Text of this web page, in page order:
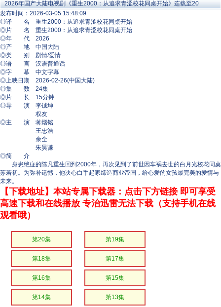
2026年国产大陆电视剧《重生2000：从追求青涩校花同桌开始》连载至20
发布时间：2026-03-05 15:48:09
◎译 名 重生2000：从追求青涩校花同桌开始
◎片 名 重生2000：从追求青涩校花同桌开始
◎年 代 2026
◎产 地 中国大陆
◎类 别 剧情/爱情
◎语 言 汉语普通话
◎字 幕 中文字幕
◎上映日期 2026-02-26(中国大陆)
◎集 数 24集
◎片 长 15分钟
◎导 演 李铖坤
权友
◎主 演 蒋熠铭
王忠浩
余全
朱昊谦
◎简 介
身患绝症的陈凡重生回到2000年，再次见到了前世因车祸去世的白月光校花同桌
苏若初。为弥补遗憾，他决心白手起家缔造商业帝国，给心爱的女孩最完美的爱情与
未来。
【下载地址】本站专属下载器：点击下方链接 即可享受
高速下载和在线播放 专治迅雷无法下载（支持手机在线
观看哦）
第20集 第19集
第18集 第17集
第16集 第15集
第14集 第13集